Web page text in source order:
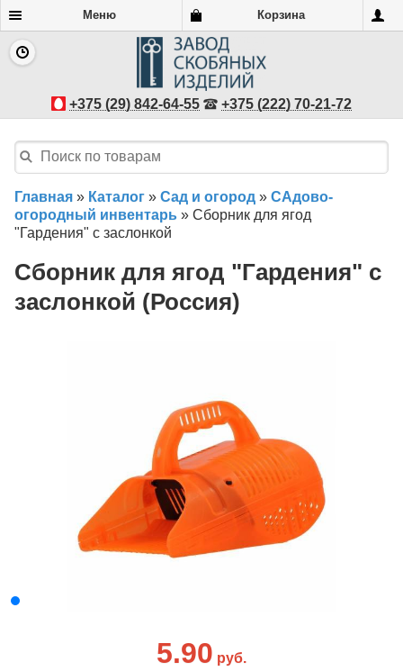
Меню Корзина
+375 (29) 842-64-55 +375 (222) 70-21-72
Главная » Каталог » Сад и огород » САдово-
огородный инвентарь » Сборник для ягод
"Гардения" с заслонкой
Сборник для ягод "Гардения" с
заслонкой (Россия)
5.90 руб.